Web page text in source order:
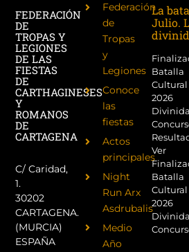
FEDERACIÓN
DE
TROPAS Y
LEGIONES
DE LAS
FIESTAS
DE
CARTHAGINESES
Y
ROMANOS
DE
CARTAGENA
C/ Caridad,
1.
30202
CARTAGENA.
(MURCIA)
ESPAÑA
Federación
de
Tropas
y
Legiones
Conoce
las
fiestas
Actos
principales
Night
Run Arx
Asdrubalis
Medio
Año
La
Julio.
Batalla
Ver
Batalla